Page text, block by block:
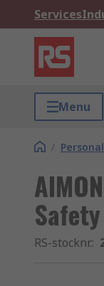
Services
Menu
/
RS-stocknr.: